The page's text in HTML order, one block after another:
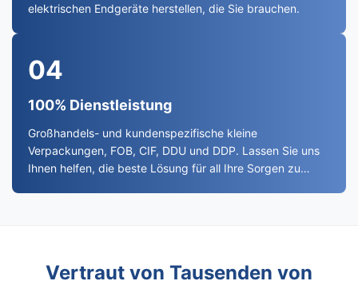
elektrischen Endgeräte herstellen, die Sie brauchen.
04
100% Dienstleistung
Großhandels- und kundenspezifische kleine
Verpackungen, FOB, CIF, DDU und DDP. Lassen Sie uns
Ihnen helfen, die beste Lösung für all Ihre Sorgen zu
Vertraut von Tausenden von